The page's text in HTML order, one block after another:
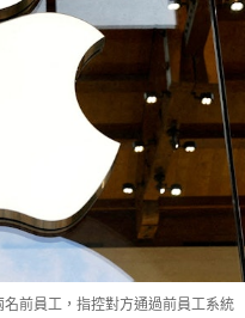
前員工，指控對方通過前員工系統